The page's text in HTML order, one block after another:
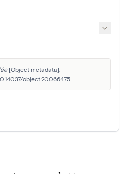
[Object metadata].
object.20066475